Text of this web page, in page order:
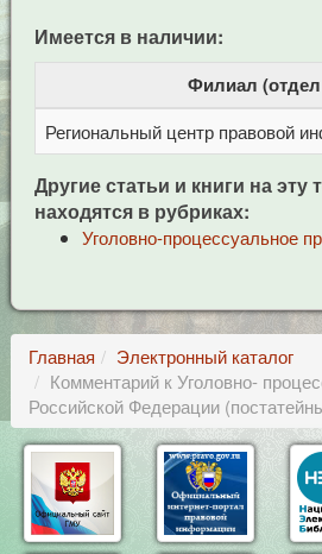
Имеется в наличии:
Филиал
Региональный центр правовой
Другие статьи и книги на эту
находятся в рубриках:
Уголовно-процессуальное
Главная
Электронный каталог
Комментарий к Уголовно-
Российской Федерации